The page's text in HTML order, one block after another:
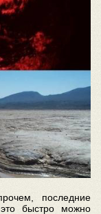
последние
это быстро можно